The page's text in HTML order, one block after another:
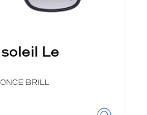
Le
BRILL